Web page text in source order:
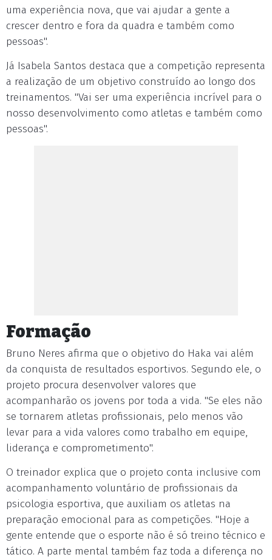
uma experiência nova, que vai ajudar a gente a
crescer dentro e fora da quadra e também como
pessoas".
Já Isabela Santos destaca que a competição representa
a realização de um objetivo construído ao longo dos
treinamentos. "Vai ser uma experiência incrível para o
nosso desenvolvimento como atletas e também como
pessoas".
Formação
Bruno Neres afirma que o objetivo do Haka vai além
da conquista de resultados esportivos. Segundo ele, o
projeto procura desenvolver valores que
acompanharão os jovens por toda a vida. "Se eles não
se tornarem atletas profissionais, pelo menos vão
levar para a vida valores como trabalho em equipe,
liderança e comprometimento".
O treinador explica que o projeto conta inclusive com
acompanhamento voluntário de profissionais da
psicologia esportiva, que auxiliam os atletas na
preparação emocional para as competições. "Hoje a
gente entende que o esporte não é só treino técnico e
tático. A parte mental também faz toda a diferença no